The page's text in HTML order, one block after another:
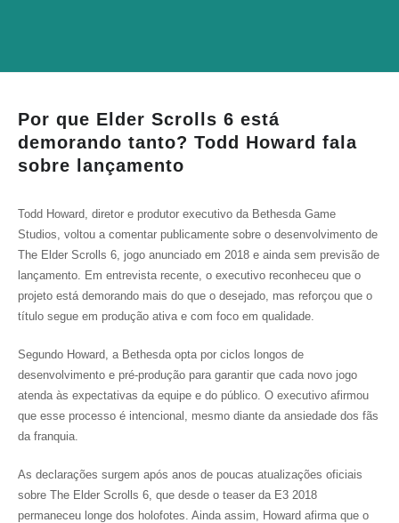
Por que Elder Scrolls 6 está
demorando tanto? Todd Howard fala
sobre lançamento
Todd Howard, diretor e produtor executivo da Bethesda Game
Studios, voltou a comentar publicamente sobre o desenvolvimento de
The Elder Scrolls 6, jogo anunciado em 2018 e ainda sem previsão de
lançamento. Em entrevista recente, o executivo reconheceu que o
projeto está demorando mais do que o desejado, mas reforçou que o
título segue em produção ativa e com foco em qualidade.
Segundo Howard, a Bethesda opta por ciclos longos de
desenvolvimento e pré-produção para garantir que cada novo jogo
atenda às expectativas da equipe e do público. O executivo afirmou
que esse processo é intencional, mesmo diante da ansiedade dos fãs
da franquia.
As declarações surgem após anos de poucas atualizações oficiais
sobre The Elder Scrolls 6, que desde o teaser da E3 2018
permaneceu longe dos holofotes. Ainda assim, Howard afirma que o